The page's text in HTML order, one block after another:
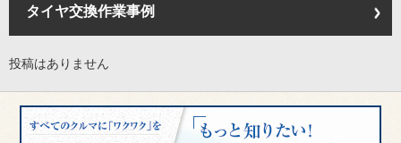
タイヤ交換作業事例
投稿はありません